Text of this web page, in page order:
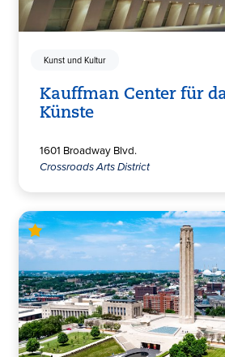
Kunst und Kultur
Kauffman Center für
Künste
1601 Broadway Blvd.
Crossroads Arts District